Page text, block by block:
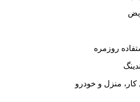
روزمره
منزل و خودرو